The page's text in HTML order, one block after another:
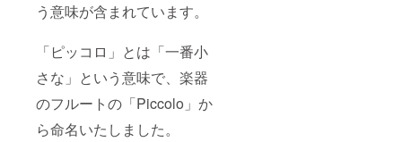
う意味が含まれています。
「ピッコロ」とは「一番小
さな」という意味で、楽器
のフルートの「Piccolo」か
ら命名いたしました。